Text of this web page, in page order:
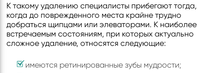
К такому удалению специалисты прибегают тогда,
когда до поврежденного места крайне трудно
добраться щипцами или элеваторами. К наиболее
встречаемым состояниям, при которых актуально
сложное удаление, относятся следующие:
имеются ретинированные зубы мудрости;